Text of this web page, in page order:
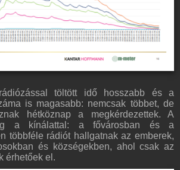
töltött idő hosszabb és a
is magasabb: nemcsak többet, de
hétköznap a megkérdezettek. A
a kínálattal: a fővárosban és a
többféle rádiót hallgatnak az emberek,
és községekben, ahol csak az
érhetőek el.